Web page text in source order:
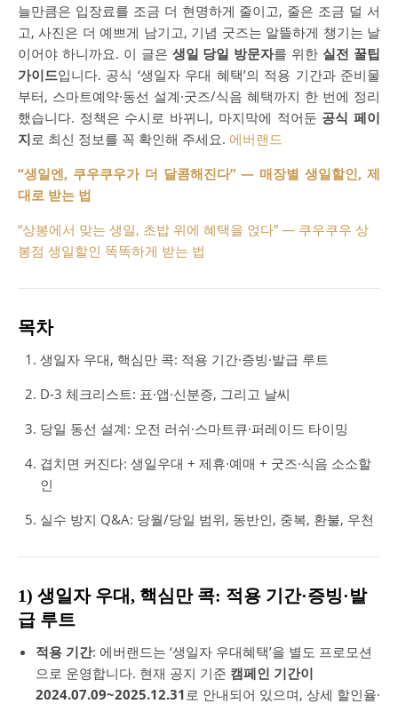
늘만큼은 입장료를 조금 더 현명하게 줄이고, 줄은 조금 덜 서
고, 사진은 더 예쁘게 남기고, 기념 굿즈는 알뜰하게 챙기는 날
이어야 하니까요. 이 글은 생일 당일 방문자를 위한 실전 꿀팁
가이드입니다. 공식 ‘생일자 우대 혜택’의 적용 기간과 준비물
부터, 스마트예약·동선 설계·굿즈/식음 혜택까지 한 번에 정리
했습니다. 정책은 수시로 바뀌니, 마지막에 적어둔 공식 페이
지로 최신 정보를 꼭 확인해 주세요. 에버랜드
“생일엔, 쿠우쿠우가 더 달콤해진다” — 매장별 생일할인, 제
대로 받는 법
“상봉에서 맞는 생일, 초밥 위에 혜택을 얹다” — 쿠우쿠우 상
봉점 생일할인 똑똑하게 받는 법
목차
생일자 우대, 핵심만 콕: 적용 기간·증빙·발급 루트
D-3 체크리스트: 표·앱·신분증, 그리고 날씨
당일 동선 설계: 오전 러쉬·스마트큐·퍼레이드 타이밍
겹치면 커진다: 생일우대 + 제휴·예매 + 굿즈·식음 소소할
인
실수 방지 Q&A: 당월/당일 범위, 동반인, 중복, 환불, 우천
1) 생일자 우대, 핵심만 콕: 적용 기간·증빙·발
급 루트
적용 기간: 에버랜드는 ‘생일자 우대혜택’을 별도 프로모션
으로 운영합니다. 현재 공지 기준 캠페인 기간이
2024.07.09~2025.12.31 로 안내되어 있으며, 상세 할인율·